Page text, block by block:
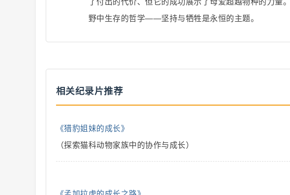
创
了付出的代价、但它的成功展示了母爱超越物种的力
野中生存的哲学——坚持与牺牲是永恒的主题。
相关纪录片推荐
《猎豹姐妹的成长》
（探索猫科动物家族中的协作与成长）